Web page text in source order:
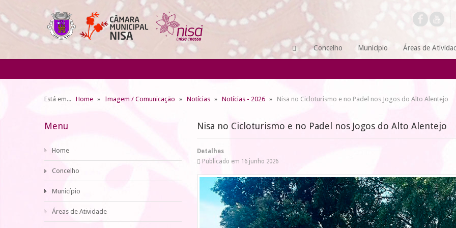
Concelho Município Áreas de
Está em... Home Imagem / Comunicação Notícias Notícias - 2026 Nisa no Cicloturismo e no Padel nos Jogos do Alto Alentejo
Nisa no Cicloturismo e no Padel nos Jogos do Alto Alentejo
Detalhes
Publicado em 16 junho 2026
Menu
Home
Concelho
Município
Áreas de Atividade